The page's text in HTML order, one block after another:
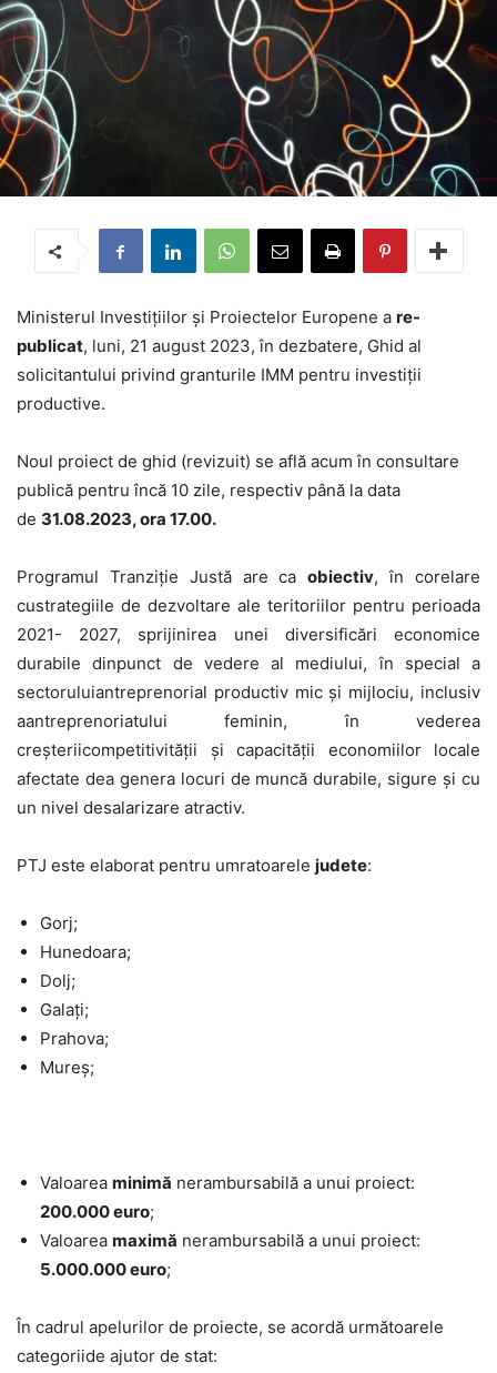
Ministerul Investițiilor și Proiectelor Europene a re-
publicat, luni, 21 august 2023, în dezbatere, Ghid al
solicitantului privind granturile IMM pentru investiții
productive.
Noul proiect de ghid (revizuit) se află acum în consultare
publică pentru încă 10 zile, respectiv până la data
de 31.08.2023, ora 17.00.
Programul Tranziție Justă are caobiectiv, în corelare
custrategiile de dezvoltare ale teritoriilor pentru perioada
2021- 2027, sprijinirea unei diversificări economice
durabile dinpunct de vedere al mediului, în special a
sectoruluiantreprenorial productiv mic și mijlociu, inclusiv
aantreprenoriatului feminin, în vederea
creșteriicompetitivității și capacității economiilor locale
afectate dea genera locuri de muncă durabile, sigure și cu
un nivel desalarizare atractiv.
PTJ este elaborat pentru umratoarele judete:
Gorj;
Hunedoara;
Dolj;
Galați;
Prahova;
Mureș;
Valoarea minimă nerambursabilă a unui proiect:
200.000 euro;
Valoarea maximă nerambursabilă a unui proiect:
5.000.000 euro;
În cadrul apelurilor de proiecte, se acordă următoarele
categoriide ajutor de stat: